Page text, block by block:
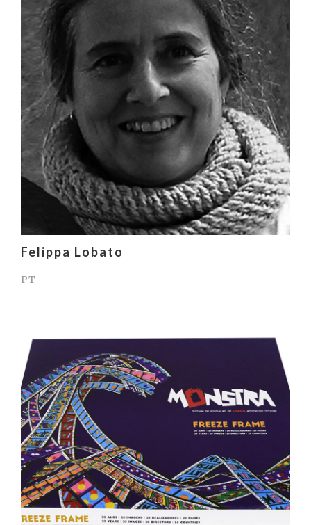
Felippa Lobato
PT